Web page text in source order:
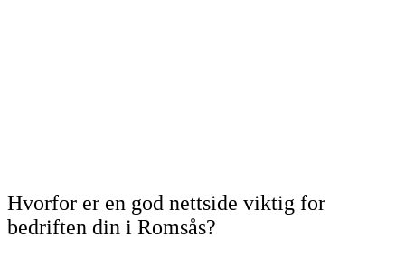
Hvorfor er en god nettside viktig for
bedriften din i Romsås?